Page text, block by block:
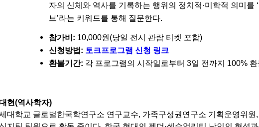
자의 신체와 역사를 기록하는 행위의 정치적·미학적 의미를 ‘
브’라는 키워드를 통해 질문한다.
참가비: 10,000원(당일 전시 관람 티켓 포함)
신청방법: 토크프로그램 신청 링크
환불기간: 각 프로그램의 시작일로부터 3일 전까지 100%
현(역사학자)
대학교 글로벌한국학연구소 연구교수, 가족구성권연구소 기획운영위원